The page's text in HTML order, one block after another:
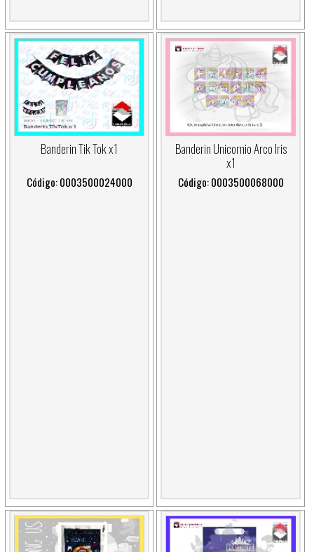
Banderin Tik Tok x1
Código: 0003500024000
Banderin Unicornio Arco Iris
x1
Código: 0003500068000